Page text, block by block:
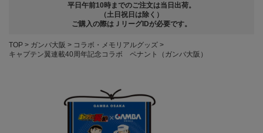
平日午前10時までのご注文は当日出荷。
（土日祝日は除く）
ご購入の際はＪリーグIDが必要です。
TOP ガンバ大阪
コラボ・メモリアルグッズ
キャプテン翼連載40周年記念コラボ ペナント（ガンバ大阪）